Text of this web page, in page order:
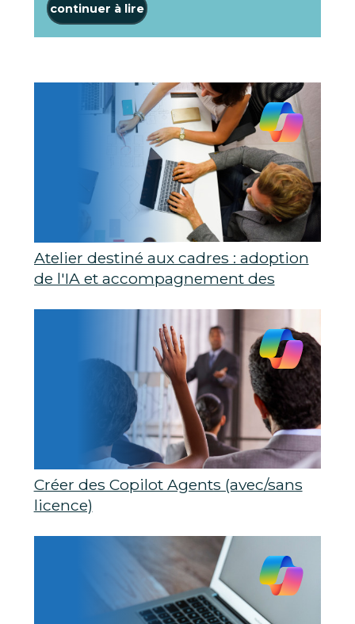
continuer à lire
Atelier destiné aux cadres : adoption
de l'IA et accompagnement des
Créer des Copilot Agents (avec/sans
licence)